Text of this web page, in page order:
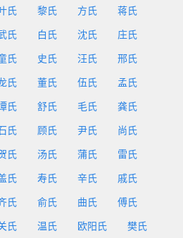
氏 黎氏 方氏 蒋氏
氏 白氏 沈氏 庄氏
氏 史氏 汪氏 邢氏
氏 董氏 伍氏 孟氏
氏 舒氏 毛氏 龚氏
氏 顾氏 尹氏 尚氏
氏 汤氏 蒲氏 雷氏
氏 寿氏 辛氏 戚氏
氏 俞氏 曲氏 傅氏
氏 温氏 欧阳氏 樊氏